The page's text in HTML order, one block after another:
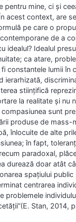
pentru mine, ci și
acest context, are
pe care o
de a
idealul? Idealul
ca atare,
constantele lumii în
ierarhizată,
stiințifică
la realitate și nu
sunt
produse de mass-
înlocuite de alte
în fapt,
paradoxal,
durează doar atât
spațiului public
centrarea
problemele
Stan, 2014,